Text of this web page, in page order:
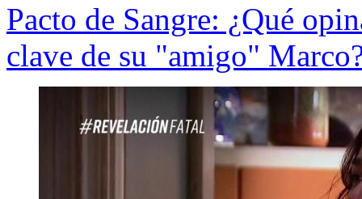
Pacto de Sangre: ¿Qué
clave de su "amigo"